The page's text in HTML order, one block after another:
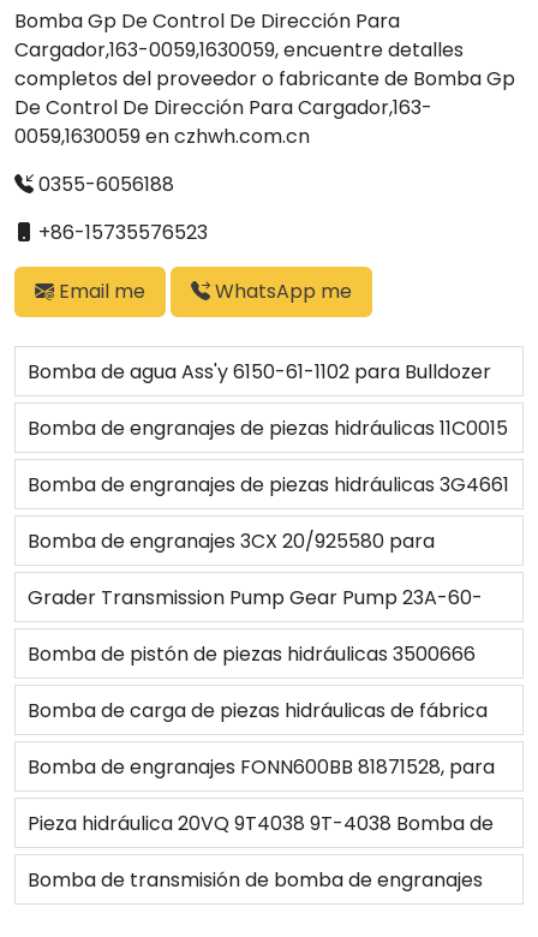
Bomba Gp De Control De Dirección Para
Cargador,163-0059,1630059, encuentre detalles
completos del proveedor o fabricante de Bomba Gp
De Control De Dirección Para Cargador,163-
0059,1630059 en czhwh.com.cn
0355-6056188
+86-15735576523
Email me WhatsApp me
Bomba de agua Ass'y 6150-61-1102 para Bulldozer
Bomba de engranajes de piezas hidráulicas 11C0015
para cargador XGMA 951III/953III/955III
Bomba de engranajes de piezas hidráulicas 3G4661
para Bulldozer D5 D5B D5E
Bomba de engranajes 3CX 20/925580 para
332/F9030
Grader Transmission Pump Gear Pump 23A-60-
11200 for GD511A-1 GD521A-1
Bomba de pistón de piezas hidráulicas 3500666
para retroexcavadora 416E
Bomba de carga de piezas hidráulicas de fábrica
OEM para PV22/ 23
Bomba de engranajes FONN600BB 81871528, para
tractor ford 5640/6640/7740/7840/8240/8340
Pieza hidráulica 20VQ 9T4038 9T-4038 Bomba de
paletas Cartucho hidráulico
Bomba de transmisión de bomba de engranajes